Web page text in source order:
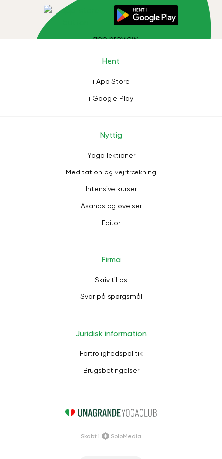
Hent
i App Store
i Google Play
Nyttig
Yoga lektioner
Meditation og vejrtrækning
Intensive kurser
Asanas og øvelser
Editor
Firma
Skriv til os
Svar på spørgsmål
Juridisk information
Fortrolighedspolitik
Brugsbetingelser
Skabt i SoloMedia